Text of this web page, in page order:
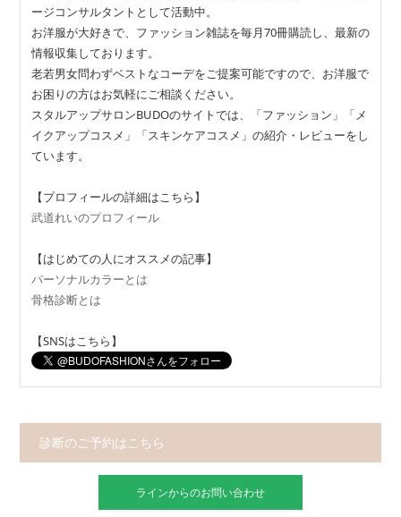
ージコンサルタントとして活動中。
お洋服が大好きで、ファッション雑誌を毎月70冊購読し、最新の
情報収集しております。
老若男女問わずベストなコーデをご提案可能ですので、お洋服で
お困りの方はお気軽にご相談ください。
スタルアップサロンBUDOのサイトでは、「ファッション」「メ
イクアップコスメ」「スキンケアコスメ」の紹介・レビューをし
ています。
【プロフィールの詳細はこちら】
武道れいのプロフィール
【はじめての人にオススメの記事】
パーソナルカラーとは
骨格診断とは
【SNSはこちら】
診断のご予約はこちら
ラインからのお問い合わせ